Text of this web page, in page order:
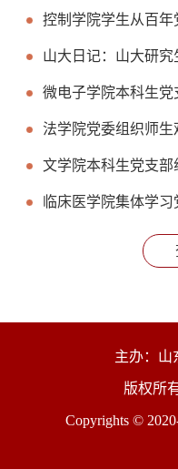
控制学院学生从百
山大日记：山大研
微电子学院本科生党
法学院党委组织师
文学院本科生党支部
临床医学院集体学
主办：山
版权所
Copyrights ©